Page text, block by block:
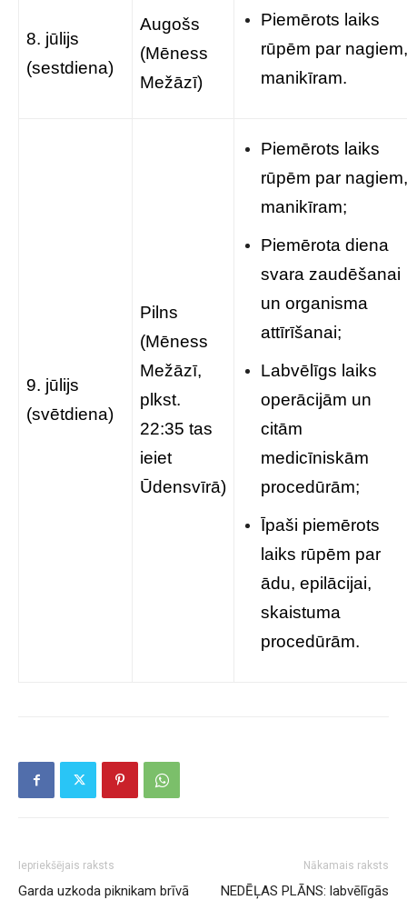
8. jūlijs
(sestdiena)
Augošs
(Mēness
Mežāzī)
Piemērots laiks
rūpēm par nagiem,
manikīram.
9. jūlijs
(svētdiena)
Pilns
(Mēness
Mežāzī,
plkst.
22:35 tas
ieiet
Ūdensvīrā)
Piemērots laiks
rūpēm par nagiem,
manikīram;
Piemērota diena
svara zaudēšanai
un organisma
attīrīšanai;
Labvēlīgs laiks
operācijām un
citām
medicīniskām
procedūrām;
Īpaši piemērots
laiks rūpēm par
ādu, epilācijai,
skaistuma
procedūrām.
Iepriekšējais raksts
Garda uzkoda piknikam brīvā
Nākamais raksts
NEDĒĻAS PLĀNS: labvēlīgās